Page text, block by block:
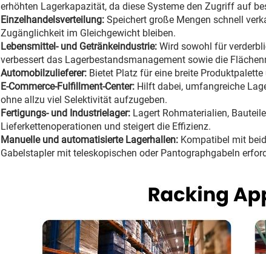
erhöhten Lagerkapazität, da diese Systeme den Zugriff auf
Einzelhandelsverteilung: Speichert große Mengen schnell
Zugänglichkeit im Gleichgewicht bleiben.
Lebensmittel- und Getränkeindustrie: Wird sowohl für
verbessert das Lagerbestandsmanagement sowie die
Automobilzulieferer: Bietet Platz für eine breite
E-Commerce-Fulfillment-Center: Hilft dabei, umfangreiche
ohne allzu viel Selektivität aufzugeben.
Fertigungs- und Industrielager: Lagert Rohmaterialien,
Lieferkettenoperationen und steigert die Effizienz.
Manuelle und automatisierte Lagerhallen: Kompatibel mit
Gabelstapler mit teleskopischen oder Pantographgabeln